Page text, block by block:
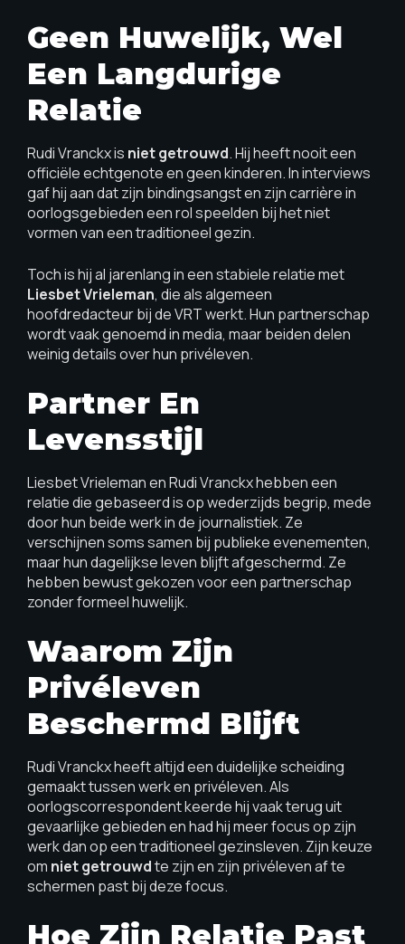
Geen Huwelijk, Wel
Een Langdurige
Relatie
Rudi Vranckx is niet getrouwd. Hij heeft nooit een
officiële echtgenote en geen kinderen. In interviews
gaf hij aan dat zijn bindingsangst en zijn carrière in
oorlogsgebieden een rol speelden bij het niet
vormen van een traditioneel gezin.
Toch is hij al jarenlang in een stabiele relatie met
Liesbet Vrieleman, die als algemeen
hoofdredacteur bij de VRT werkt. Hun partnerschap
wordt vaak genoemd in media, maar beiden delen
weinig details over hun privéleven.
Partner En
Levensstijl
Liesbet Vrieleman en Rudi Vranckx hebben een
relatie die gebaseerd is op wederzijds begrip, mede
door hun beide werk in de journalistiek. Ze
verschijnen soms samen bij publieke evenementen,
maar hun dagelijkse leven blijft afgeschermd. Ze
hebben bewust gekozen voor een partnerschap
zonder formeel huwelijk.
Waarom Zijn
Privéleven
Beschermd Blijft
Rudi Vranckx heeft altijd een duidelijke scheiding
gemaakt tussen werk en privéleven. Als
oorlogscorrespondent keerde hij vaak terug uit
gevaarlijke gebieden en had hij meer focus op zijn
werk dan op een traditioneel gezinsleven. Zijn keuze
om niet getrouwdte zijn en zijn privéleven af te
schermen past bij deze focus.
Hoe Zijn Relatie Past